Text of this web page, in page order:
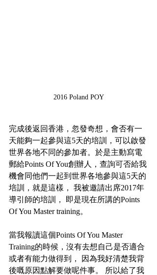
2016 Poland POY
完成後返回香港，忽發奇想，會否有一
天能夠一起參與這5天的培訓，可以啟發
世界各地不同的參加者。於是主動寫電
郵給Points Of You創辦人，查詢可否給我
機會同他們一起到世界各地參與這5天的
培訓，就是這樣， 我被邀請出席2017年
導引師的培訓， 即是現在所講的Points
Of You Master training。
當我報讀這個Points Of You Master
Training的時候，沒有去想自己是否適合
或者有能力做得到， 因為我好清楚我背
後嘅原因點解要做呢件事。 所以給了我